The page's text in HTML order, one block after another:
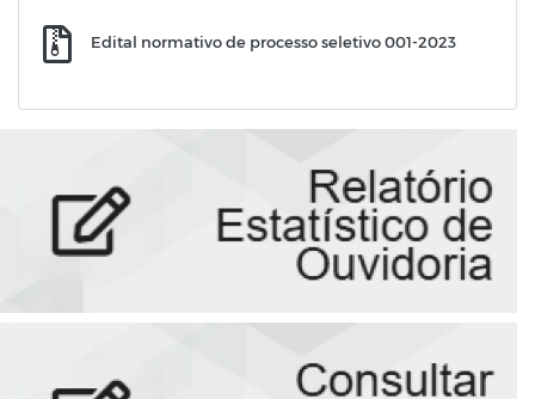
Edital normativo de processo seletivo 001-2023